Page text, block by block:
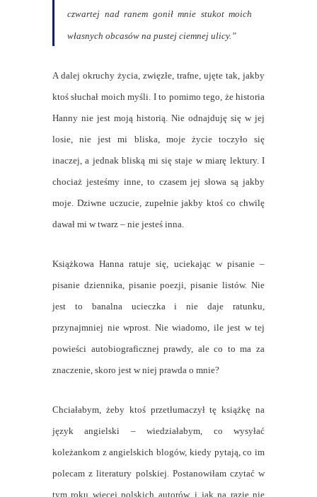
czwartej nad ranem gonił mnie stukot moich
własnych obcasów na pustej ciemnej ulicy.”
A dalej okruchy życia, zwięzłe, trafne, ujęte tak, jakby
ktoś słuchał moich myśli. I to pomimo tego, że historia
Hanny nie jest moją historią. Nie odnajduję się w jej
losie, nie jest mi bliska, moje życie toczyło się
inaczej, a jednak bliską mi się staje w miarę lektury. I
chociaż jesteśmy inne, to czasem jej słowa są jakby
moje. Dziwne uczucie, zupełnie jakby ktoś co chwilę
dawał mi w twarz – nie jesteś inna.
Książkowa Hanna ratuje się, uciekając w pisanie –
pisanie dziennika, pisanie poezji, pisanie listów. Nie
jest to banalna ucieczka i nie daje ratunku,
przynajmniej nie wprost. Nie wiadomo, ile jest w tej
powieści autobiograficznej prawdy, ale co to ma za
znaczenie, skoro jest w niej prawda o mnie?
Chciałabym, żeby ktoś przetłumaczył tę książkę na
język angielski – wiedziałabym, co wysyłać
koleżankom z angielskich blogów, kiedy pytają, co im
polecam z literatury polskiej. Postanowiłam czytać w
tym roku więcej polskich autorów, i jak na razie nie